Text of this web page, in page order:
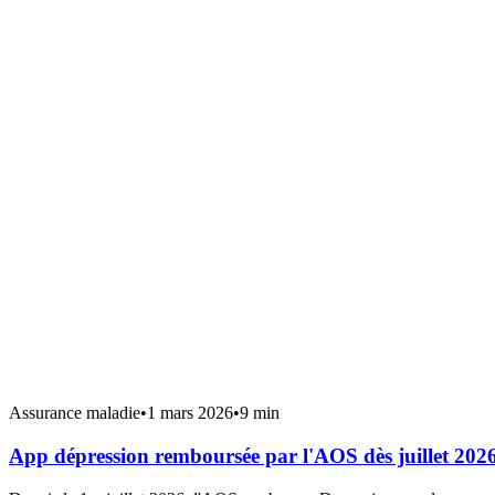
Assurance maladie•1 mars 2026•9 min
App dépression remboursée par l'AOS dès juillet